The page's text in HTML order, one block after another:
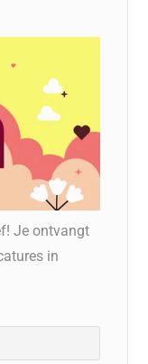
Je ontvangt
in